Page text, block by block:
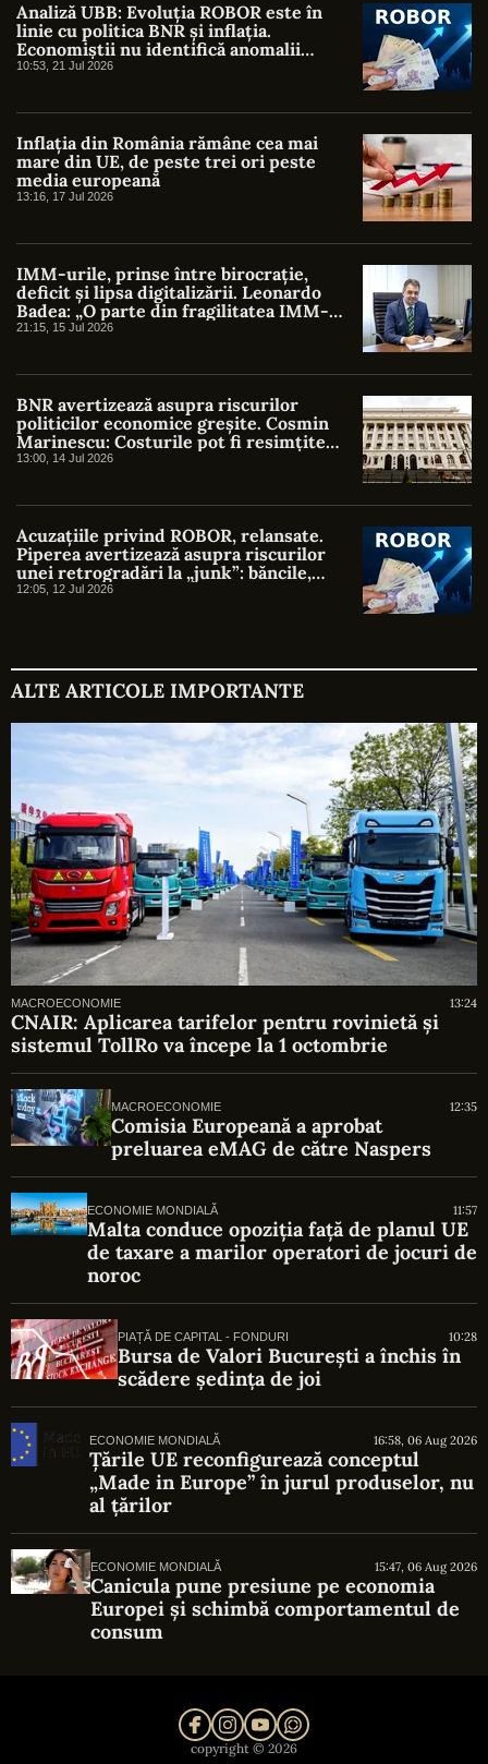
Analiză UBB: Evoluția ROBOR este în
linie cu politica BNR și inflația.
Economiștii nu identifică anomalii
semnificative
10:53, 21 Jul 2026
Inflația din România rămâne cea mai
mare din UE, de peste trei ori peste
media europeană
13:16, 17 Jul 2026
IMM-urile, prinse între birocrație,
deficit și lipsa digitalizării. Leonardo
Badea: „O parte din fragilitatea IMM-
urilor este indusă chiar de stat”
21:15, 15 Jul 2026
BNR avertizează asupra riscurilor
politicilor economice greșite. Cosmin
Marinescu: Costurile pot fi resimțite
timp de decenii
13:00, 14 Jul 2026
Acuzațiile privind ROBOR, relansate.
Piperea avertizează asupra riscurilor
unei retrogradări la „junk”: băncile,
fondurile de pensii și costul creditelor ar
12:05, 12 Jul 2026
ALTE ARTICOLE IMPORTANTE
MACROECONOMIE 13:24
CNAIR: Aplicarea tarifelor pentru rovinietă și
sistemul TollRo va începe la 1 octombrie
MACROECONOMIE 12:35
Comisia Europeană a aprobat
preluarea eMAG de către Naspers
ECONOMIE MONDIALĂ 11:57
Malta conduce opoziția față de planul UE
de taxare a marilor operatori de jocuri de
noroc
PIAȚĂ DE CAPITAL - FONDURI 10:28
Bursa de Valori București a închis în
scădere ședința de joi
ECONOMIE MONDIALĂ 16:58, 06 Aug 2026
Țările UE reconfigurează conceptul
„Made in Europe” în jurul produselor, nu
al țărilor
ECONOMIE MONDIALĂ 15:47, 06 Aug 2026
Canicula pune presiune pe economia
Europei și schimbă comportamentul de
consum
copyright © 2026